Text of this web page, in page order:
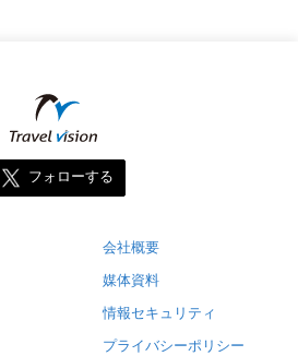
フォローする
会社概要
媒体資料
情報セキュリティ
プライバシーポリシー